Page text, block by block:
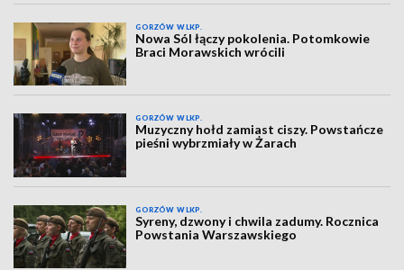
GORZÓW WLKP.
Nowa Sól łączy pokolenia. Potomkowie
Braci Morawskich wrócili
GORZÓW WLKP.
Muzyczny hołd zamiast ciszy. Powstańcze
pieśni wybrzmiały w Żarach
GORZÓW WLKP.
Syreny, dzwony i chwila zadumy. Rocznica
Powstania Warszawskiego